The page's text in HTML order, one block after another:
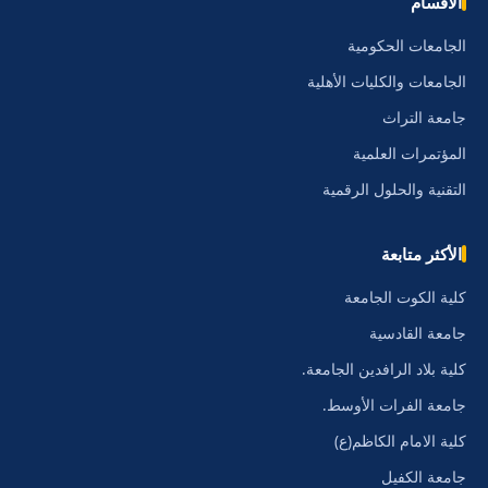
الجامعات الحكومية
الجامعات والكليات الأهلية
جامعة التراث
المؤتمرات العلمية
التقنية والحلول الرقمية
الأكثر متابعة
كلية الكوت الجامعة
جامعة القادسية
كلية بلاد الرافدين الجامعة.
جامعة الفرات الأوسط.
كلية الامام الكاظم(ع)
جامعة الكفيل